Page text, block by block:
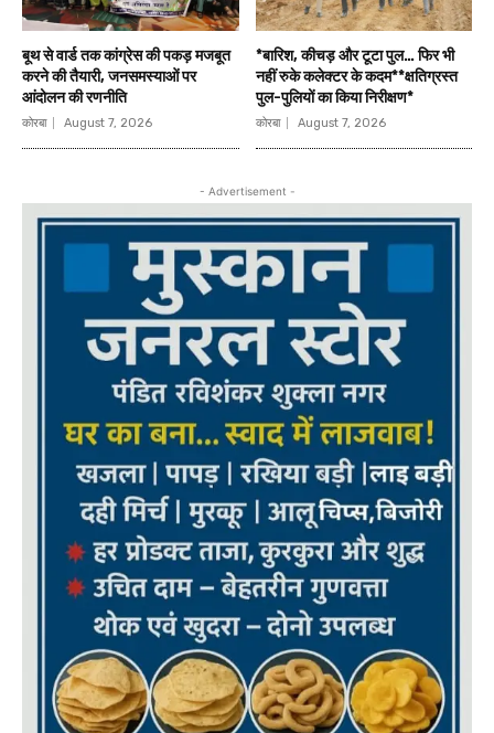
बूथ से वार्ड तक कांग्रेस की पकड़ मजबूत
करने की तैयारी, जनसमस्याओं पर
आंदोलन की रणनीति
कोरबा August 7, 2026
*बारिश, कीचड़ और टूटा पुल… फिर भी
नहीं रुके कलेक्टर के कदम**क्षतिग्रस्त
पुल-पुलियों का किया निरीक्षण*
कोरबा August 7, 2026
- Advertisement -